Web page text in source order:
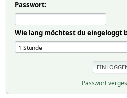
Passwort:
Wie lang möchtest du eingeloggt
Passwort